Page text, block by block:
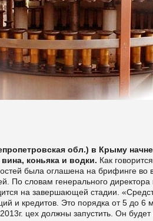
обл.) в Крыму
коньяка и водки. Как
была оглашена на брифинге во
По словам генерального
на завершающей стадии.
и кредитов. Это порядка от 5 до 6
цех должны запустить. Он